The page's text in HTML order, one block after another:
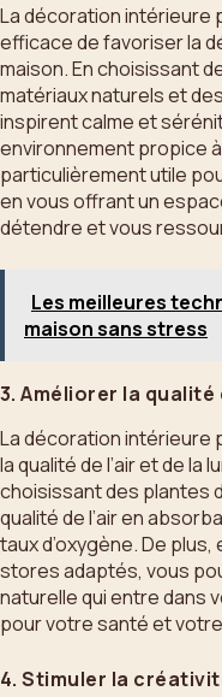
La décoration intérieure
efficace de favoriser la
maison. En choisissant
matériaux naturels et
inspirent calme et
environnement propice
particulièrement utile
en vous offrant un
détendre et vous
Les meilleures
maison sans stress
3. Améliorer la qualité
La décoration intérieure
la qualité de l’air et de la
choisissant des plantes
qualité de l’air en
taux d’oxygène. De
stores adaptés, vous
naturelle qui entre dans
pour votre santé et
4. Stimuler la